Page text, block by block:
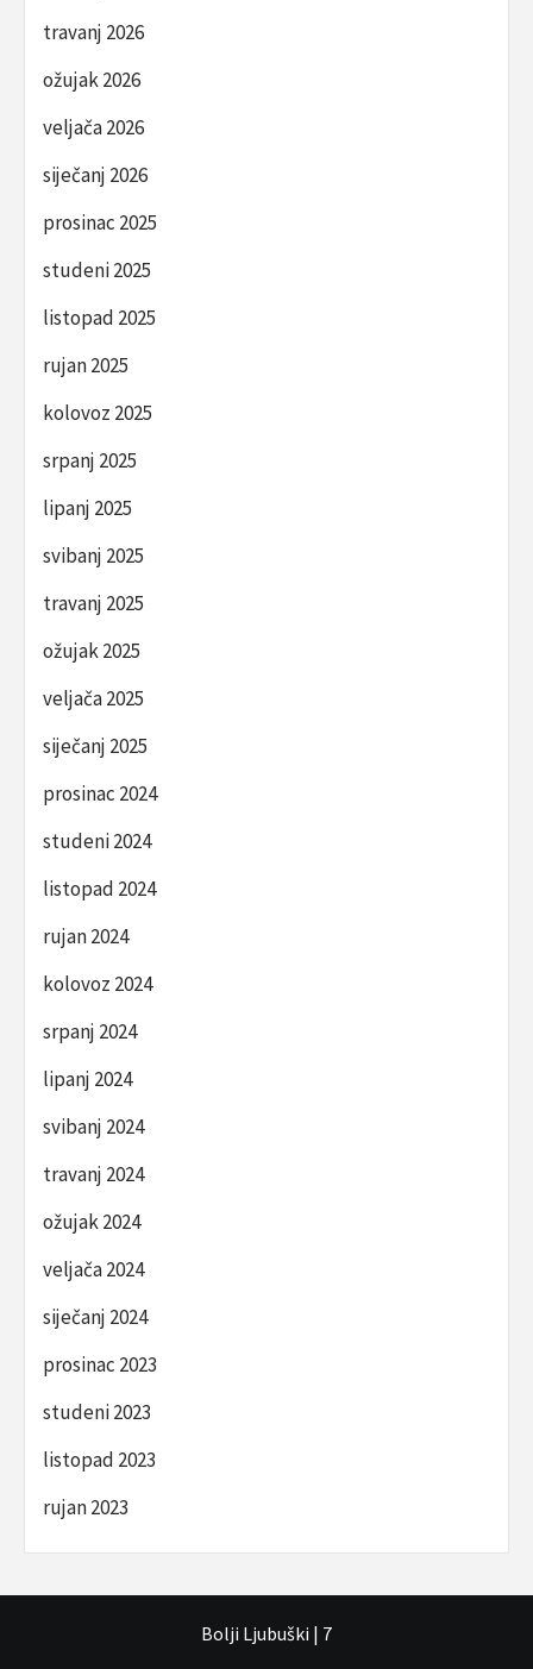
travanj 2026
ožujak 2026
veljača 2026
siječanj 2026
prosinac 2025
studeni 2025
listopad 2025
rujan 2025
kolovoz 2025
srpanj 2025
lipanj 2025
svibanj 2025
travanj 2025
ožujak 2025
veljača 2025
siječanj 2025
prosinac 2024
studeni 2024
listopad 2024
rujan 2024
kolovoz 2024
srpanj 2024
lipanj 2024
svibanj 2024
travanj 2024
ožujak 2024
veljača 2024
siječanj 2024
prosinac 2023
studeni 2023
listopad 2023
rujan 2023
Bolji Ljubuški | 7